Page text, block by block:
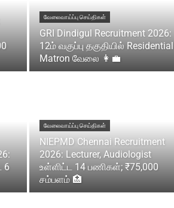
வேலைவாய்ப்பு செய்திகள்
GRI Dindigul Recruitment 2026:
12ம் வகுப்பு தகுதியில் Residential
Matron வேலை 👩‍💼
6
வேலைவாய்ப்பு செய்திகள்
NIEPMD Chennai Recruitment
2026: Lecturer, Audiologist
உள்ளிட்ட 14 பணிகள்; ₹75,000
சம்பளம் 🏥